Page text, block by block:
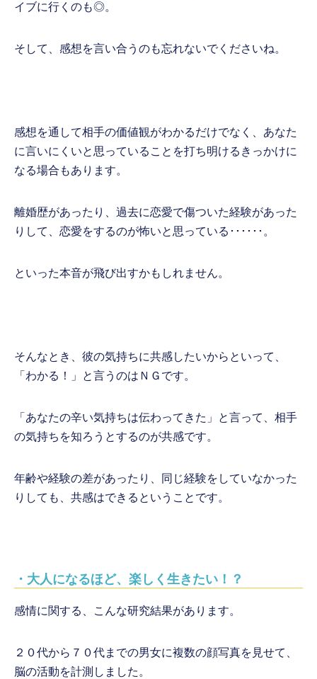
イブに行くのも◎。
そして、感想を言い合うのも忘れないでくださいね。
感想を通して相手の価値観がわかるだけでなく、あなた
に言いにくいと思っていることを打ち明けるきっかけに
なる場合もあります。
離婚歴があったり、過去に恋愛で傷ついた経験があった
りして、恋愛をするのが怖いと思っている･･････。
といった本音が飛び出すかもしれません。
そんなとき、彼の気持ちに共感したいからといって、
「わかる！」と言うのはＮＧです。
「あなたの辛い気持ちは伝わってきた」と言って、相手
の気持ちを知ろうとするのが共感です。
年齢や経験の差があったり、同じ経験をしていなかった
りしても、共感はできるということです。
・大人になるほど、楽しく生きたい！？
感情に関する、こんな研究結果があります。
２０代から７０代までの男女に複数の顔写真を見せて、
脳の活動を計測しました。